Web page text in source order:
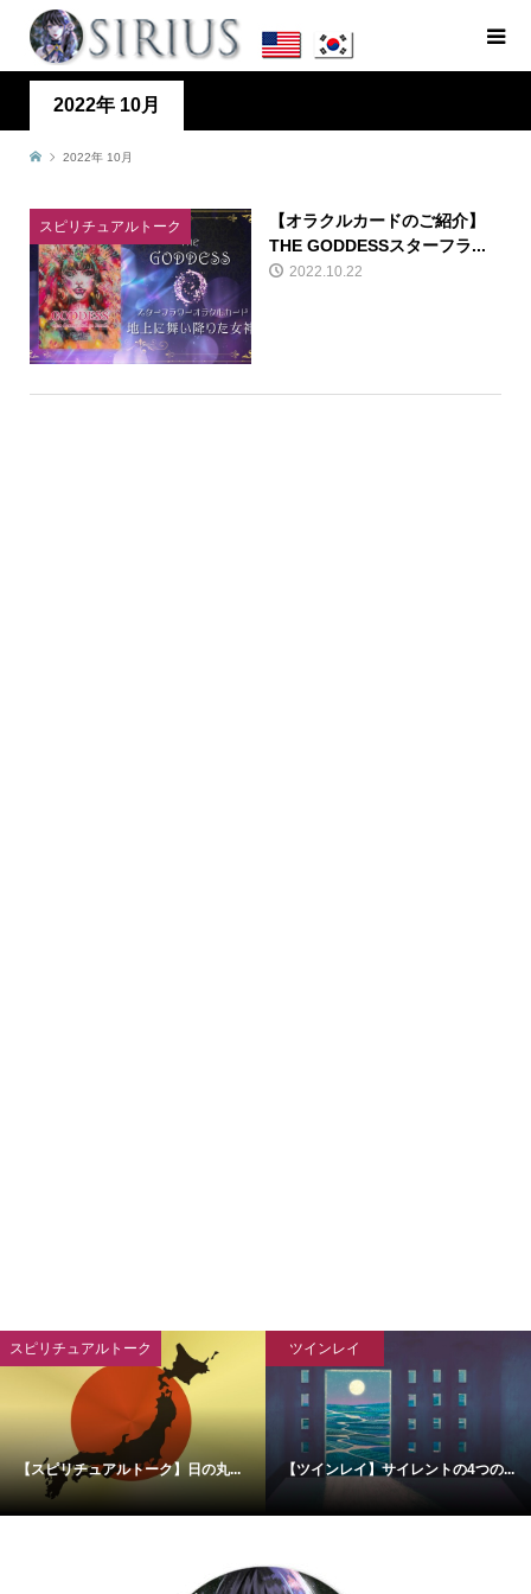
2022年 10月
2022年 10月
スピリチュアルトーク
【オラクルカードのご紹介】
THE GODDESSスターフラ...
2022.10.22
スピリチュアルトーク
【スピリチュアルトーク】日の丸...
ツインレイ
【ツインレイ】サイレントの4つの...